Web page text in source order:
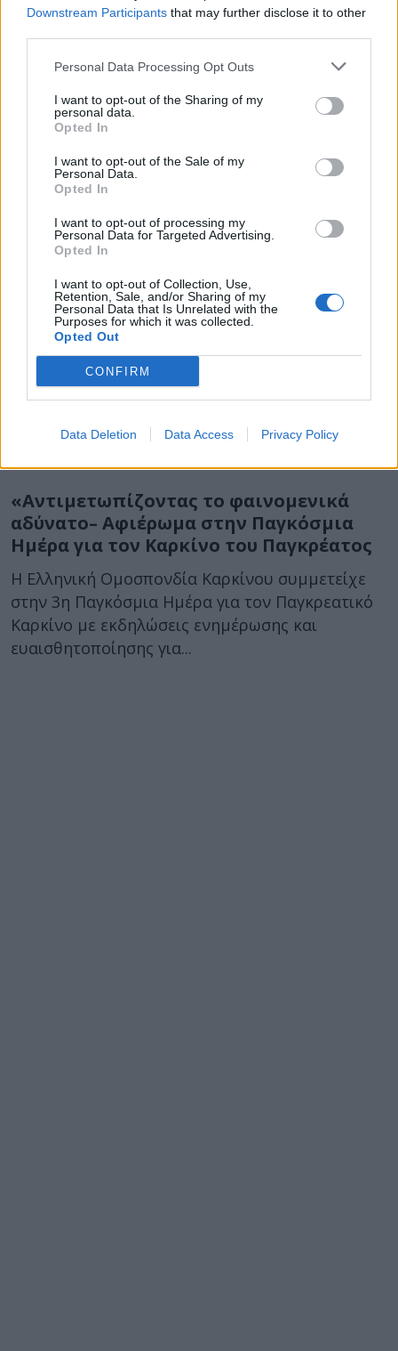
Downstream Participants that may further disclose it to other
Personal Data Processing Opt Outs
I want to opt-out of the Sharing of my
personal data.
Opted In
I want to opt-out of the Sale of my
Personal Data.
Opted In
I want to opt-out of processing my
Personal Data for Targeted Advertising.
Opted In
I want to opt-out of Collection, Use,
Retention, Sale, and/or Sharing of my
Personal Data that Is Unrelated with the
Purposes for which it was collected.
Opted Out
CONFIRM
Data Deletion Data Access Privacy Policy
03 Μαρτίου 2017 14:57
Μεγαλύτερη επιβίωση για ασθενείς με
καρκίνο παγκρέατος μέσω νέας
τεχνολογίας
Στο πλαίσιο του 1ου Πανελλήνιου Συνεδρίου της
Ελληνικής Εταιρείας Ήπατος, Παγκρέατος και
Χοληφόρων που ξεκινά σήμερα στην Αθήνα, θα...
«Αντιμετωπίζοντας το φαινομενικά
αδύνατο– Αφιέρωμα στην Παγκόσμια
Ημέρα για τον Καρκίνο του Παγκρέατος
Η Ελληνική Ομοσπονδία Καρκίνου συμμετείχε
στην 3η Παγκόσμια Ημέρα για τον Παγκρεατικό
Καρκίνο με εκδηλώσεις ενημέρωσης και
ευαισθητοποίησης για...